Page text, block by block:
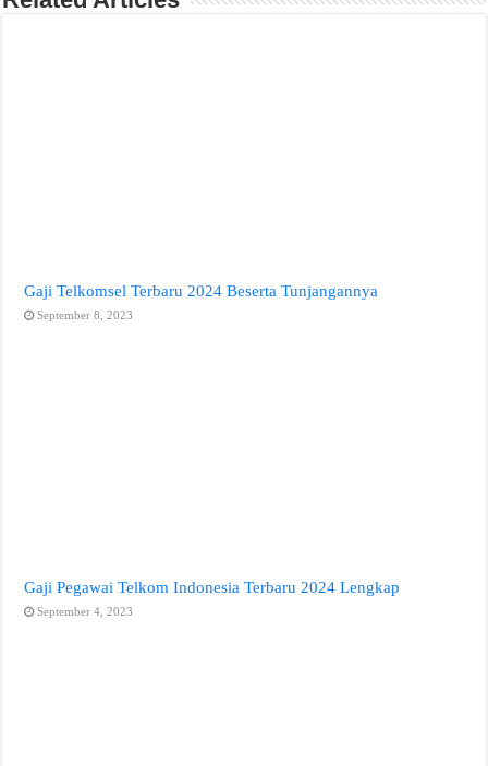
Gaji Telkomsel Terbaru 2024 Beserta Tunjangannya
September 8, 2023
Gaji Pegawai Telkom Indonesia Terbaru 2024 Lengkap
September 4, 2023